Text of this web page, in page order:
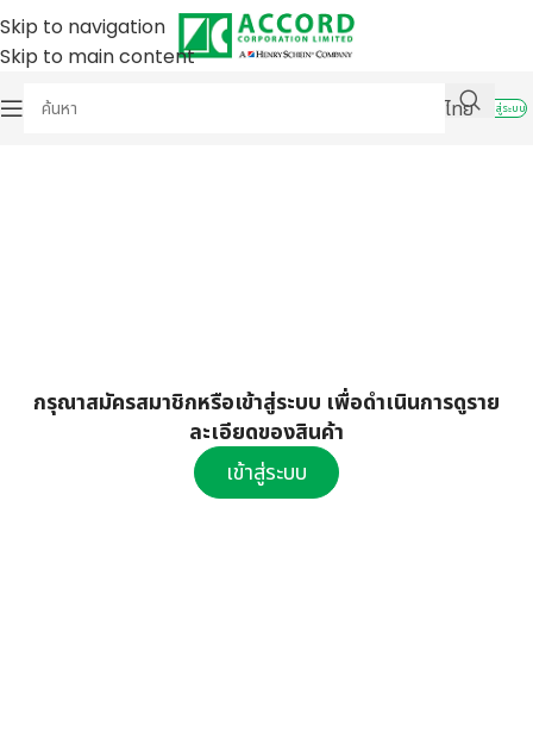
Skip to navigation
Skip to main content
ไทย
เข้าสู่ระบบ
กรุณาสมัครสมาชิกหรือเข้าสู่ระบบ เพื่อดำเนินการดูราย
ละเอียดของสินค้า
เข้าสู่ระบบ